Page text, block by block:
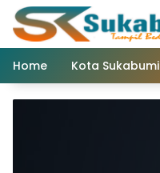
Langsung
konten
Home
Kota Sukabumi